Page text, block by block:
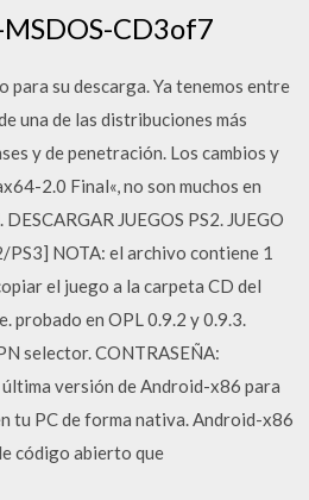
CD3of7
su descarga. Ya tenemos entre
una de las distribuciones más
y de penetración. Los cambios y
2.0 Final«, no son muchos en
JUEGOS PS2. JUEGO
NOTA: el archivo contiene 1
el juego a la carpeta CD del
probado en OPL 0.9.2 y 0.9.3.
selector. CONTRASEÑA:
versión de Android-x86 para
tu PC de forma nativa. Android-x86
código abierto que